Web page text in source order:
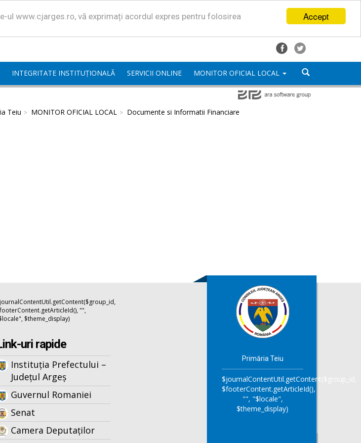
Accept
www.cjarges.ro, vă exprimați acordul expres pentru folosirea
INTEGRITATE INSTITUȚIONALĂ SERVICII ONLINE MONITOR OFICIAL LOCAL
Teiu MONITOR OFICIAL LOCAL Documente si Informatii Financiare
"",
$theme_display)
uri rapide
Instituția Prefectului –
Județul Argeș
Guvernul Romaniei
Senat
Camera Deputaților
Primăria Teiu
$journalContentUtil.getContent($group_id,
$footerContent.getArticleId(),
"", "$locale",
$theme_display)